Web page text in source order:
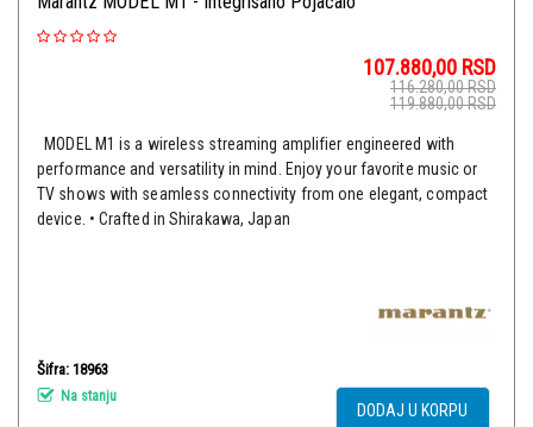
107.880,00 RSD
116.280,00RSD
119.880,00RSD
MODEL M1 is a wireless streaming amplifier engineered with
performance and versatility in mind. Enjoy your favorite music or
TV shows with seamless connectivity from one elegant, compact
device. • Crafted in Shirakawa, Japan
Šifra: 18963
Na stanju
DODAJ U KORPU